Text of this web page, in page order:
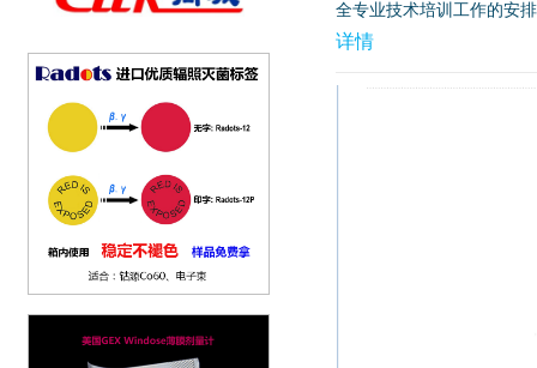
全专业技术培训工作的安
详情